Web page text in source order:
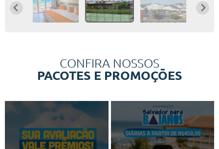
CONFIRA NOSSOS
PACOTES E PROMOÇÕES